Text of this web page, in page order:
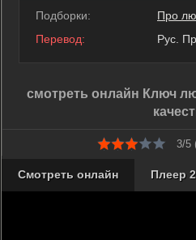
Подборки:
Про
Перевод:
Рус.
смотреть онлайн Ключ
3/5
Смотреть онлайн Плеер 2